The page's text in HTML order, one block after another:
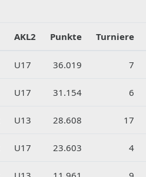
AKL2 Punkte Turniere
U17 36.019 7
U17 31.154 6
U13 28.608 17
U17 23.603 4